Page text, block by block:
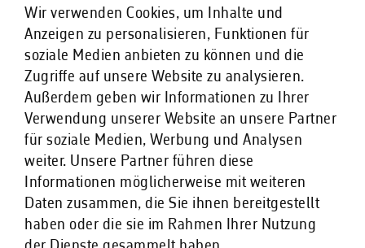
Wir verwenden Cookies, um Inhalte und
Anzeigen zu personalisieren, Funktionen für
soziale Medien anbieten zu können und die
Zugriffe auf unsere Website zu analysieren.
Außerdem geben wir Informationen zu Ihrer
Verwendung unserer Website an unsere Partner
für soziale Medien, Werbung und Analysen
weiter. Unsere Partner führen diese
Informationen möglicherweise mit weiteren
Daten zusammen, die Sie ihnen bereitgestellt
haben oder die sie im Rahmen Ihrer Nutzung